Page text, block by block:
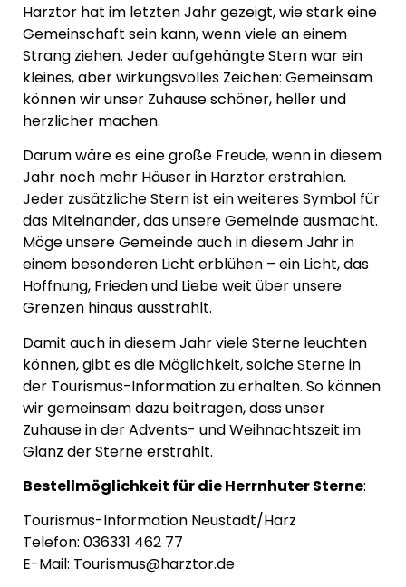
Harztor hat im letzten Jahr gezeigt, wie stark eine
Gemeinschaft sein kann, wenn viele an einem
Strang ziehen. Jeder aufgehängte Stern war ein
kleines, aber wirkungsvolles Zeichen: Gemeinsam
können wir unser Zuhause schöner, heller und
herzlicher machen.
Darum wäre es eine große Freude, wenn in diesem
Jahr noch mehr Häuser in Harztor erstrahlen.
Jeder zusätzliche Stern ist ein weiteres Symbol für
das Miteinander, das unsere Gemeinde ausmacht.
Möge unsere Gemeinde auch in diesem Jahr in
einem besonderen Licht erblühen – ein Licht, das
Hoffnung, Frieden und Liebe weit über unsere
Grenzen hinaus ausstrahlt.
Damit auch in diesem Jahr viele Sterne leuchten
können, gibt es die Möglichkeit, solche Sterne in
der Tourismus-Information zu erhalten. So können
wir gemeinsam dazu beitragen, dass unser
Zuhause in der Advents- und Weihnachtszeit im
Glanz der Sterne erstrahlt.
Bestellmöglichkeit für die Herrnhuter Sterne:
Tourismus-Information Neustadt/Harz
Telefon: 036331 462 77
E-Mail: Tourismus@harztor.de